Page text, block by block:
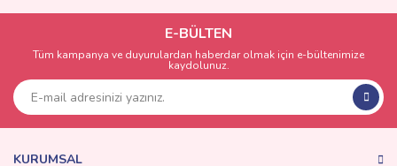
E-BÜLTEN
Tüm kampanya ve duyurulardan haberdar olmak için e-bültenimize
kaydolunuz.
KURUMSAL